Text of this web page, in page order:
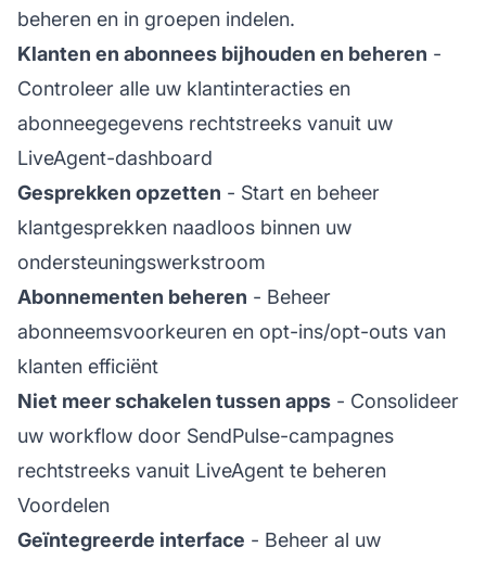
beheren en in groepen indelen.
Klanten en abonnees bijhouden en beheren -
Controleer alle uw klantinteracties en
abonneegegevens rechtstreeks vanuit uw
LiveAgent-dashboard
Gesprekken opzetten - Start en beheer
klantgesprekken naadloos binnen uw
ondersteuningswerkstroom
Abonnementen beheren - Beheer
abonneemsvoorkeuren en opt-ins/opt-outs van
klanten efficiënt
Niet meer schakelen tussen apps - Consolideer
uw workflow door SendPulse-campagnes
rechtstreeks vanuit LiveAgent te beheren
Voordelen
Geïntegreerde interface - Beheer al uw